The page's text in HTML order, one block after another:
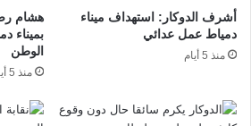
أشرف الدوكار: استهداف ميناء
دمياط عمل عدائي
منذ 5 أيام
هشام
بميناء
الوطن
منذ 5 أيام